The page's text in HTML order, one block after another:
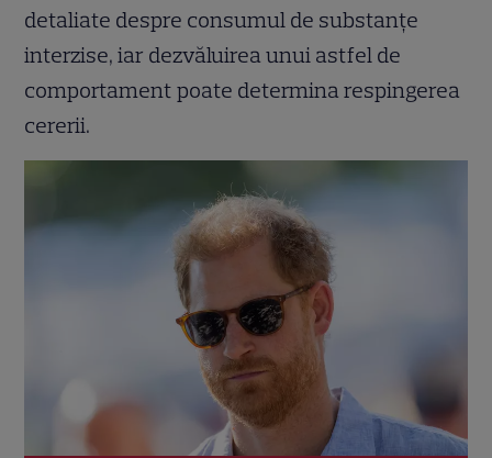
detaliate despre consumul de substanțe
interzise, iar dezvăluirea unui astfel de
comportament poate determina respingerea
cererii.